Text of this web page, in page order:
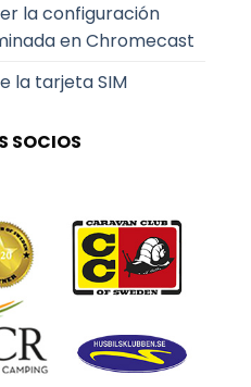
la configuración
en Chromecast
la tarjeta SIM
SOCIOS